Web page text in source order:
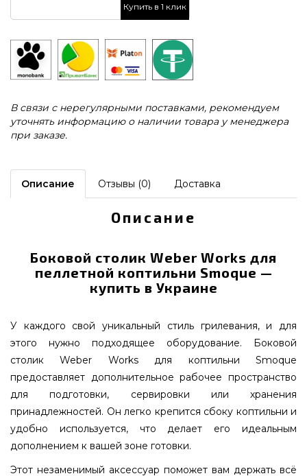
Купить в 1 клик
В связи с нерегулярными поставками, рекомендуем
уточнять информацию о наличии товара у менеджера
при заказе.
Описание Отзывы (0) Доставка
Описание
Боковой столик Weber Works для
пеллетной коптильни Smoque —
купить в Украине
У каждого свой уникальный стиль грилевания, и для
этого нужно подходящее оборудование. Боковой
столик Weber Works для коптильни Smoque
предоставляет дополнительное рабочее пространство
для подготовки, сервировки или хранения
принадлежностей. Он легко крепится сбоку коптильни и
удобно используется, что делает его идеальным
дополнением к вашей зоне готовки.
Этот незаменимый аксессуар поможет вам держать всё